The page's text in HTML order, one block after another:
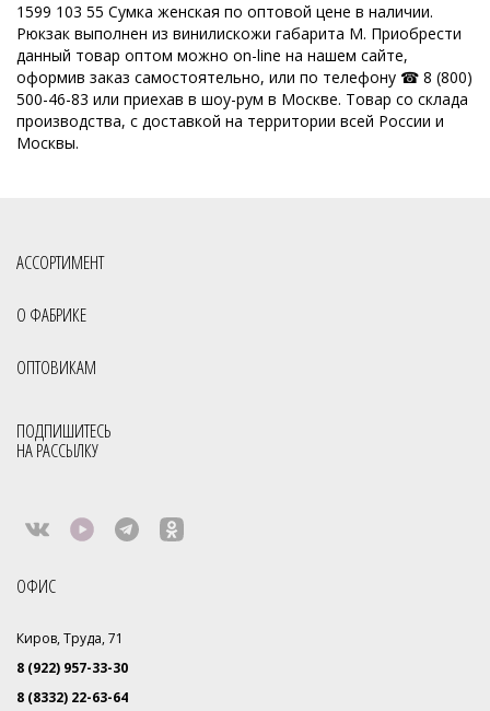
1599 103 55 Сумка женская по оптовой цене в наличии.
Рюкзак выполнен из винилискожи габарита M. Приобрести
данный товар оптом можно on-line на нашем сайте,
оформив заказ самостоятельно, или по телефону ☎ 8 (800)
500-46-83 или приехав в шоу-рум в Москве. Товар со склада
производства, с доставкой на территории всей России и
Москвы.
АССОРТИМЕНТ
О ФАБРИКЕ
ОПТОВИКАМ
ПОДПИШИТЕСЬ
НА РАССЫЛКУ
ОФИС
Киров, Труда, 71
8 (922) 957-33-30
8 (8332) 22-63-64